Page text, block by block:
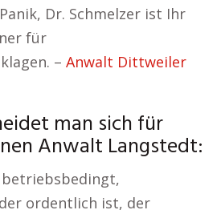
Dr. Schmelzer ist Ihr
für
– Anwalt Dittweiler
man sich für
Anwalt Langstedt:
ordentlich ist, der